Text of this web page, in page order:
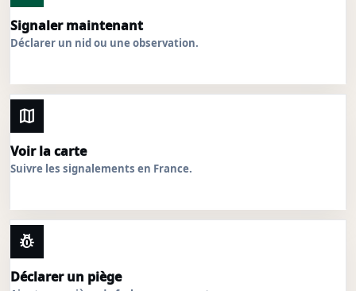
Signaler maintenant
Déclarer un nid ou une observation.
map
Voir la carte
Suivre les signalements en France.
pest_control
Déclarer un piège